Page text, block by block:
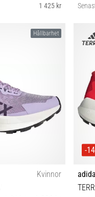
1 425 kr
Hållbarhet
Kvinnor
-